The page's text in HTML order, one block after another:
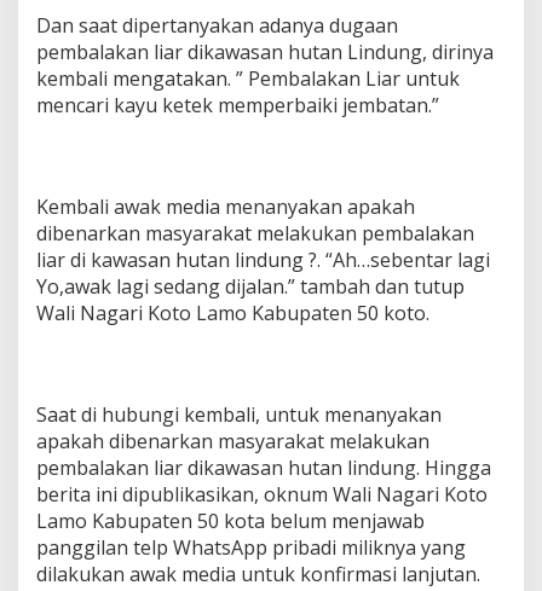
Dan saat dipertanyakan adanya dugaan
pembalakan liar dikawasan hutan Lindung, dirinya
kembali mengatakan. ” Pembalakan Liar untuk
mencari kayu ketek memperbaiki jembatan.”
Kembali awak media menanyakan apakah
dibenarkan masyarakat melakukan pembalakan
liar di kawasan hutan lindung ?. “Ah…sebentar lagi
Yo,awak lagi sedang dijalan.” tambah dan tutup
Wali Nagari Koto Lamo Kabupaten 50 koto.
Saat di hubungi kembali, untuk menanyakan
apakah dibenarkan masyarakat melakukan
pembalakan liar dikawasan hutan lindung. Hingga
berita ini dipublikasikan, oknum Wali Nagari Koto
Lamo Kabupaten 50 kota belum menjawab
panggilan telp WhatsApp pribadi miliknya yang
dilakukan awak media untuk konfirmasi lanjutan.